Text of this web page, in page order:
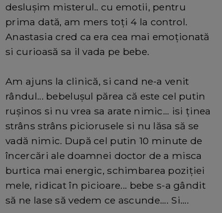
deslușim misterul.. cu emotii, pentru
prima dată, am mers toți 4 la control.
Anastasia cred ca era cea mai emoționată
si curioasă sa il vada pe bebe.
Am ajuns la clinică, si cand ne-a venit
rândul... bebelușul părea că este cel putin
rușinos si nu vrea sa arate nimic... isi ținea
strâns strâns piciorusele si nu lăsa să se
vadă nimic. După cel putin 10 minute de
încercări ale doamnei doctor de a misca
burtica mai energic, schimbarea poziției
mele, ridicat în picioare... bebe s-a gândit
să ne lase să vedem ce ascunde.... Si....